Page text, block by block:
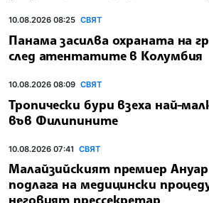
10.08.2026 08:25 СВЯТ
Панама засилва охраната на
след атентатите в Колумбия
10.08.2026 08:09 СВЯТ
Тропически бури взеха най-
във Филипините
10.08.2026 07:41 СВЯТ
Малайзийският премиер
подлага на медицински
неговият прессекретар